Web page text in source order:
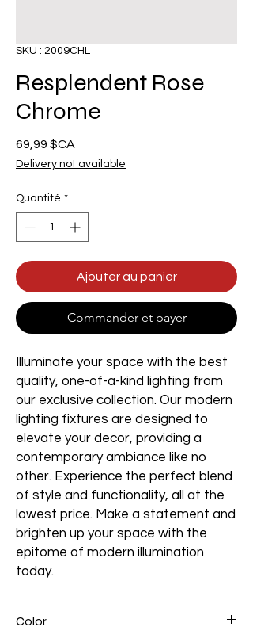
SKU : 2009CHL
Resplendent Rose
Chrome
69,99 $CA
Delivery not available
Quantité *
Ajouter au panier
Commander et payer
Illuminate your space with the best
quality, one-of-a-kind lighting from
our exclusive collection. Our modern
lighting fixtures are designed to
elevate your decor, providing a
contemporary ambiance like no
other. Experience the perfect blend
of style and functionality, all at the
lowest price. Make a statement and
brighten up your space with the
epitome of modern illumination
today.
Color